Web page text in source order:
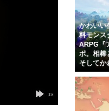
かわい
料モンス
ARPG『
ポ。相棒
そしてか